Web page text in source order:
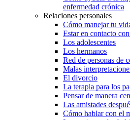
enfermedad crónica
Relaciones personales
Cómo manejar tu
Estar en contacto
Los adolescentes
Los hermanos
Red de personas de
Malas
El divorcio
La terapia para los
Pensar de manera
Las amistades
Cómo hablar con el